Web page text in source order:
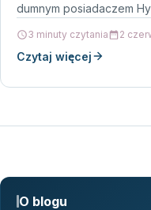
dumnym posiadaczem
3 minuty czytania 2
Czytaj więcej
O blogu